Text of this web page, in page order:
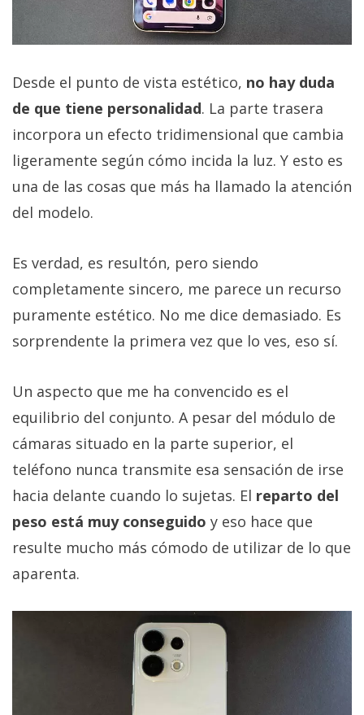
Desde el punto de vista estético, no hay duda
de que tiene personalidad. La parte trasera
incorpora un efecto tridimensional que cambia
ligeramente según cómo incida la luz. Y esto es
una de las cosas que más ha llamado la atención
del modelo.
Es verdad, es resultón, pero siendo
completamente sincero, me parece un recurso
puramente estético. No me dice demasiado. Es
sorprendente la primera vez que lo ves, eso sí.
Un aspecto que me ha convencido es el
equilibrio del conjunto. A pesar del módulo de
cámaras situado en la parte superior, el
teléfono nunca transmite esa sensación de irse
hacia delante cuando lo sujetas. El reparto del
peso está muy conseguido y eso hace que
resulte mucho más cómodo de utilizar de lo que
aparenta.